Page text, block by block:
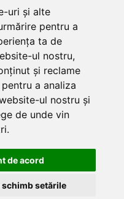
uri și alte
pentru a
ta de
ul nostru,
și reclame
a analiza
ul nostru și
de unde vin
de acord
schimb setările
& longboard
Cruz
Skateboards
aleg rolele
aleg ochelarii
de soare Oakley
de soare Alpina